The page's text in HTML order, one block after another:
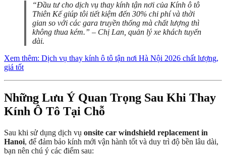
“Đầu tư cho dịch vụ thay kính tận nơi của Kính ô tô
Thiên Kế giúp tôi tiết kiệm đến 30% chi phí và thời
gian so với các gara truyền thống mà chất lượng thì
không thua kém.” – Chị Lan, quản lý xe khách tuyến
dài.
Xem thêm: Dịch vụ thay kính ô tô tận nơi Hà Nội 2026 chất lượng,
giá tốt
Những Lưu Ý Quan Trọng Sau Khi Thay
Kính Ô Tô Tại Chỗ
Sau khi sử dụng dịch vụ onsite car windshield replacement in
Hanoi, để đảm bảo kính mới vận hành tốt và duy trì độ bền lâu dài,
bạn nên chú ý các điểm sau: